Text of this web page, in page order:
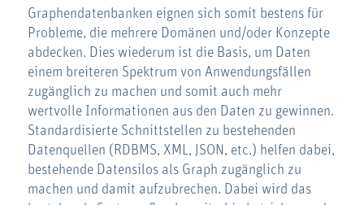
Graphendatenbanken eignen sich somit bestens für
Probleme, die mehrere Domänen und/oder Konzepte
abdecken. Dies wiederum ist die Basis, um Daten
einem breiteren Spektrum von Anwendungsfällen
zugänglich zu machen und somit auch mehr
wertvolle Informationen aus den Daten zu gewinnen.
Standardisierte Schnittstellen zu bestehenden
Datenquellen (RDBMS, XML, JSON, etc.) helfen dabei,
bestehende Datensilos als Graph zugänglich zu
machen und damit aufzubrechen. Dabei wird das